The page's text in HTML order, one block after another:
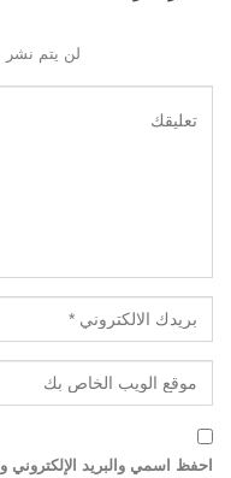
لن يتم نشر
احفظ اسمي والبريد